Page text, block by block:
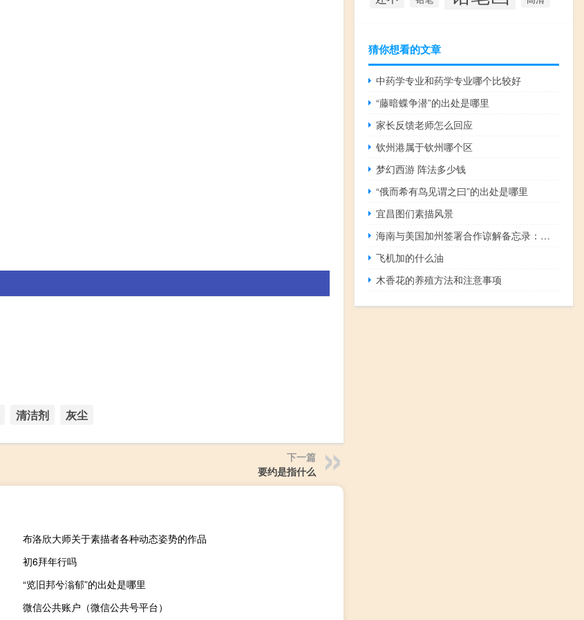
清洁剂 灰尘
下一篇
要约是指什么
布洛欣大师关于素描者各种动态姿势的作品
初6拜年行吗
“览旧邦兮滃郁”的出处是哪里
微信公共账户（微信公共号平台）
猜你想看的文章
中药学专业和药学专业哪个比较好
“藤暗蝶争潜”的出处是哪里
家长反馈老师怎么回应
钦州港属于钦州哪个区
梦幻西游 阵法多少钱
“俄而希有鸟见谓之曰”的出处是哪里
宜昌图们素描风景
海南与美国加州签署合作谅解备忘录：推动在气变合作、清洁交通等领域交流合作
飞机加的什么油
木香花的养殖方法和注意事项